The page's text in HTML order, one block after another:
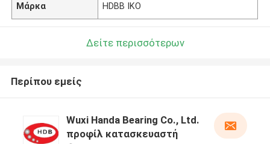
Μάρκα HDBB IKO
Δείτε περισσότερων
Περίπου εμείς
Wuxi Handa Bearing Co., Ltd.
προφίλ κατασκευαστή